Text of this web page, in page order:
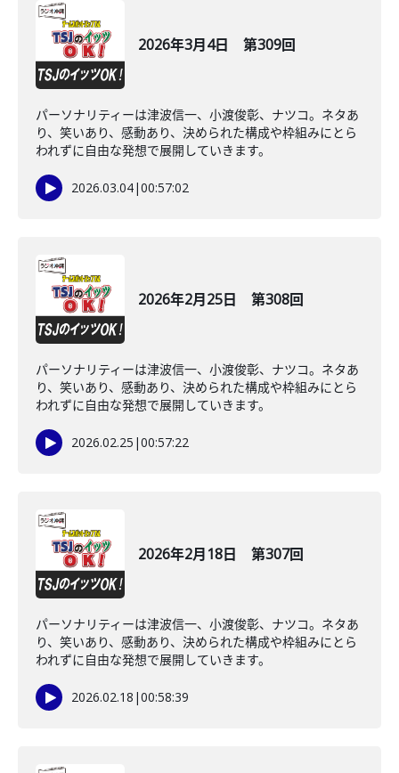
2026年3月4日 第309回
パーソナリティーは津波信一、小渡俊彰、ナツコ。ネタあ
り、笑いあり、感動あり、決められた構成や枠組みにとら
われずに自由な発想で展開していきます。
2026.03.04|00:57:02
2026年2月25日 第308回
パーソナリティーは津波信一、小渡俊彰、ナツコ。ネタあ
り、笑いあり、感動あり、決められた構成や枠組みにとら
われずに自由な発想で展開していきます。
2026.02.25 |00:57:22
2026年2月18日 第307回
パーソナリティーは津波信一、小渡俊彰、ナツコ。ネタあ
り、笑いあり、感動あり、決められた構成や枠組みにとら
われずに自由な発想で展開していきます。
2026.02.18 |00:58:39